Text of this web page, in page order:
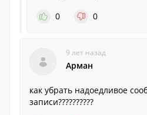
0
0
9 лет назад
Арман
как убрать надоедливое
записи??????????